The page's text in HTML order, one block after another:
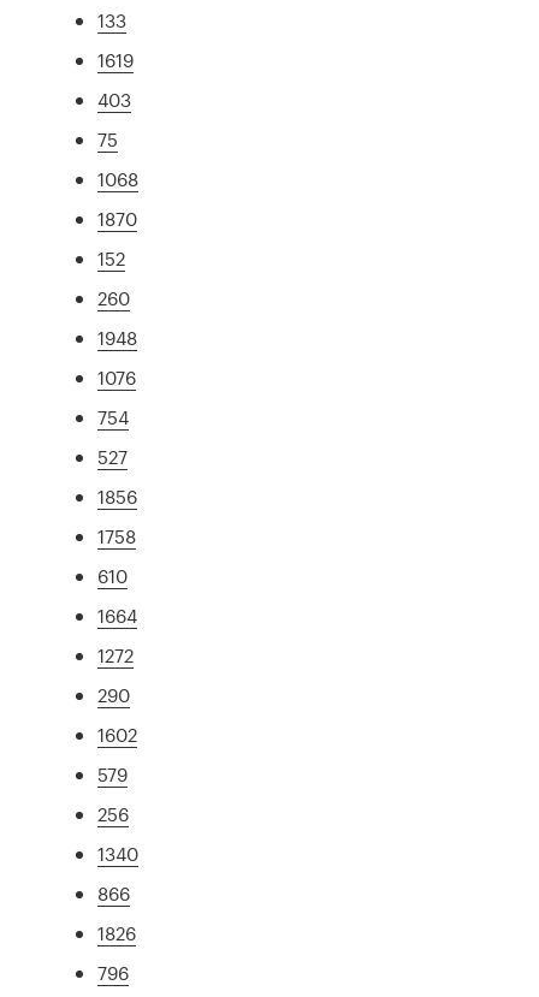
133
1619
403
75
1068
1870
152
260
1948
1076
754
527
1856
1758
610
1664
1272
290
1602
579
256
1340
866
1826
796